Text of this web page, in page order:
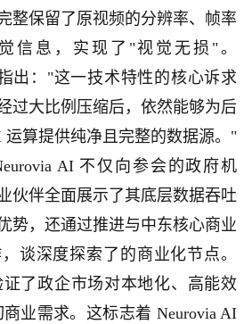
整保留了原视频的分辨率、帧率
信息，实现了"视觉无损"。
出："这一技术特性的核心诉求
过大比例压缩后，依然能够为后
算提供纯净且完整的数据源。"
AI 不仅向参会的政府机
伙伴全面展示了其底层数据吞吐
势，还通过推进与中东核心商业
谈深度探索了的商业化节点。
证了政企市场对本地化、高能效
业需求。这标志着 Neurovia AI